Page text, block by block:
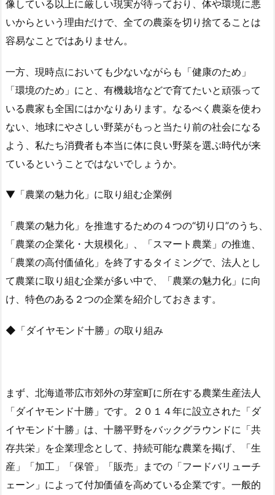
像している以上に厳しい現実が待っており、体や環境に悪
いからという理由だけで、全ての農薬を切り捨てることは
容易なことではありません。
一方、現時点においても少ないながらも「健康のため」
「環境のため」にと、有機栽培などで育てたいと頑張って
いる農家も全国にはかなりあります。なるべく農薬を使わ
ない、地球にやさしい野菜がもっと当たり前の社会になる
よう、私たち消費者も本当に体に良い野菜を選ぶ時代が来
ているということではないでしょうか。
▼「農業の魅力化」に取り組む企業例
「農業の魅力化」を推進するための４つの“切り口”のうち、
「農業の企業化・大規模化」、「スマート農業」の推進、
「農業の高付価値化」を終了するタイミングで、法人とし
て農業に取り組む企業が多い中で、「農業の魅力化」に向
け、特色のある２つの企業を紹介しておきます。
◆「ダイヤモンド十勝」の取り組み
まず、北海道帯広市郊外の芽室町に所在する農業生産法人
「ダイヤモンド十勝」です。２０１４年に設立された「ダ
イヤモンド十勝」は、十勝平野をバックグラウンドに「共
存共栄」を企業理念として、持続可能な農業を掲げ、「生
産」「加工」「保管」「販売」までの「フードバリューチ
ェーン」によって付加価値を高めている企業です。一般的